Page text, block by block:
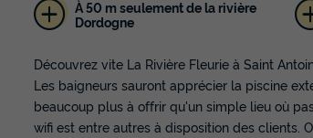
À 50 m seulement de la rivière
Dordogne
Découvrez vite La Rivière Fleurie à Saint
Les baigneurs sauront apprécier la piscine
beaucoup plus à offrir qu'un simple lieu où
wifi est entre autres à disposition des clients.